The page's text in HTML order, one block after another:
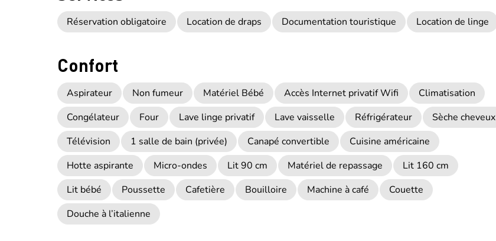
Réservation obligatoire Location de draps Documentation touristique Location de linge
Confort
Aspirateur Non fumeur Matériel Bébé Accès Internet privatif Wifi
Climatisation
Congélateur
Four Lave linge privatif Lave vaisselle Réfrigérateur
Sèche cheveux
Télévision
1 salle de bain (privée) Canapé convertible
Cuisine américaine
Hotte aspirante
Micro-ondes Lit 90 cm Matériel de repassage
Lit 160 cm
Lit bébé
Poussette Cafetière Bouilloire Machine à café
Couette
Douche à l’italienne